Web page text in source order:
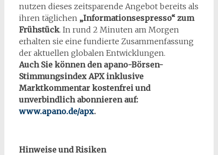
nutzen dieses zeitsparende Angebot bereits als
ihren täglichen „Informationsespresso“ zum
Frühstück. In rund 2 Minuten am Morgen
erhalten sie eine fundierte Zusammenfassung
der aktuellen globalen Entwicklungen.
Auch Sie können den apano-Börsen-
Stimmungsindex APX inklusive
Marktkommentar kostenfrei und
unverbindlich abonnieren auf:
www.apano.de/apx.
Hinweise und Risiken